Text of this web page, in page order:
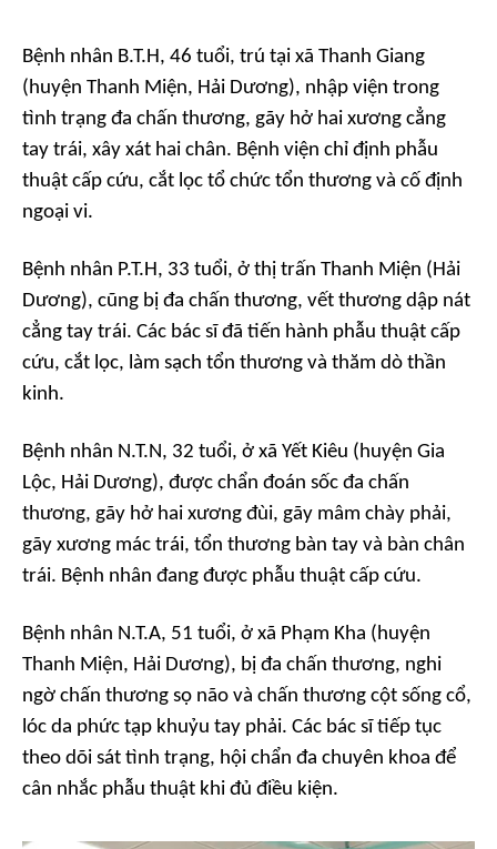
Bệnh nhân B.T.H, 46 tuổi, trú tại xã Thanh Giang
(huyện Thanh Miện, Hải Dương), nhập viện trong
tình trạng đa chấn thương, gãy hở hai xương cẳng
tay trái, xây xát hai chân. Bệnh viện chỉ định phẫu
thuật cấp cứu, cắt lọc tổ chức tổn thương và cố định
ngoại vi.
Bệnh nhân P.T.H, 33 tuổi, ở thị trấn Thanh Miện (Hải
Dương), cũng bị đa chấn thương, vết thương dập nát
cẳng tay trái. Các bác sĩ đã tiến hành phẫu thuật cấp
cứu, cắt lọc, làm sạch tổn thương và thăm dò thần
kinh.
Bệnh nhân N.T.N, 32 tuổi, ở xã Yết Kiêu (huyện Gia
Lộc, Hải Dương), được chẩn đoán sốc đa chấn
thương, gãy hở hai xương đùi, gãy mâm chày phải,
gãy xương mác trái, tổn thương bàn tay và bàn chân
trái. Bệnh nhân đang được phẫu thuật cấp cứu.
Bệnh nhân N.T.A, 51 tuổi, ở xã Phạm Kha (huyện
Thanh Miện, Hải Dương), bị đa chấn thương, nghi
ngờ chấn thương sọ não và chấn thương cột sống cổ,
lóc da phức tạp khuỷu tay phải. Các bác sĩ tiếp tục
theo dõi sát tình trạng, hội chẩn đa chuyên khoa để
cân nhắc phẫu thuật khi đủ điều kiện.